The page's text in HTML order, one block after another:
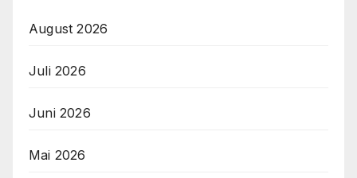
August 2026
Juli 2026
Juni 2026
Mai 2026